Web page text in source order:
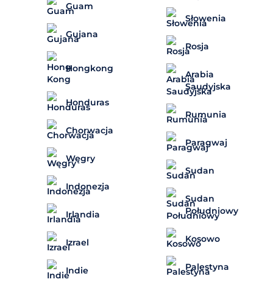
Guam
Gujana
Hongkong
Honduras
Chorwacja
Węgry
Indonezja
Irlandia
Izrael
Indie
Słowenia
Rosja
Arabia
Saudyjska
Rumunia
Paragwaj
Sudan
Sudan
Południowy
Kosowo
Palestyna